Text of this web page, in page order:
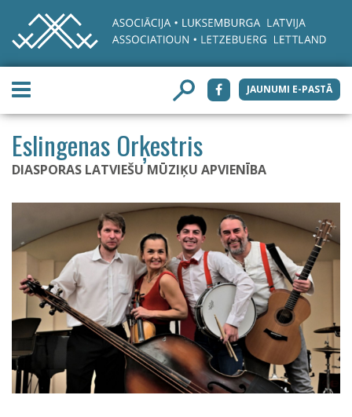
JAUNUMI E-PASTĀ
Eslingenas Orķestris
DIASPORAS LATVIEŠU MŪZIĶU APVIENĪBA